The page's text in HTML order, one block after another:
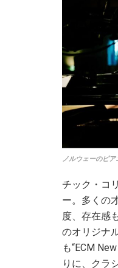
ノルウェーのピ
チック・コ
ー。多くの
度、存在感
のオリジナ
も“ECM
りに、クラ